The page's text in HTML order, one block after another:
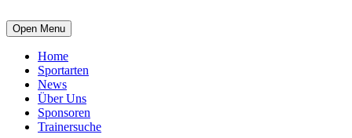
Open Menu
Home
Sportarten
News
Über Uns
Sponsoren
Trainersuche